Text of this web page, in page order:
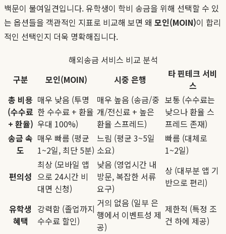
백문이 불여일견입니다. 유학생이 학비 송금을 위해 선택할 수 있
는 옵션들을 객관적인 지표로 비교해 보면 왜 모인(MOIN)이 합리
적인 선택인지 더욱 명확해집니다.
해외송금 서비스 비교 분석
구분
모인(MOIN) 시중 은행
타 핀테크 서비
스
총 비용
(수수료
+ 환율)
매우 낮음 (투명
한 수수료 + 환율
우대 100%)
매우 높음 (송금/중
개/전신료 + 높은
환율 스프레드)
보통 (수수료는
낮으나 환율 스
프레드 존재)
송금 속
도
매우 빠름 (평균
1~2일, 최단 5분)
느림 (평균 3~5일
소요)
빠름 (대체로
1~2일)
편의성
최상 (모바일 앱
으로 24시간 비
대면 신청)
낮음 (영업시간 내
방문, 복잡한 서류
요구)
상 (대부분 앱 기
반으로 편리)
유학생
혜택
강력함 (졸업까지
수수료 할인)
거의 없음 (일부 은
행에서 이벤트성 제
공)
제한적 (특정 조
건 하에 제공)